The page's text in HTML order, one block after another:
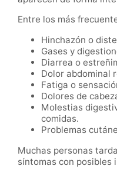
Entre los más
Hinchazón o
Gases y
Diarrea o
Dolor abdominal
Fatiga o
Dolores de
Molestias
comidas.
Problemas
Muchas personas
síntomas con posibles